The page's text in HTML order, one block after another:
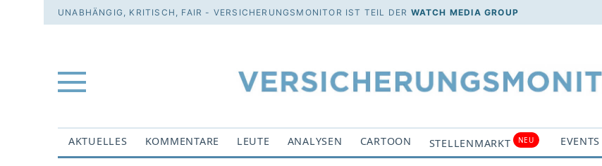
UNABHÄNGIG, KRITISCH, FAIR - VERSICHERUNGSMONITOR IST TEIL DER WATCH MEDIA GROUP
AKTUELLES KOMMENTARE LEUTE ANALYSEN CARTOON STELLENMARKT NEU EVENTS